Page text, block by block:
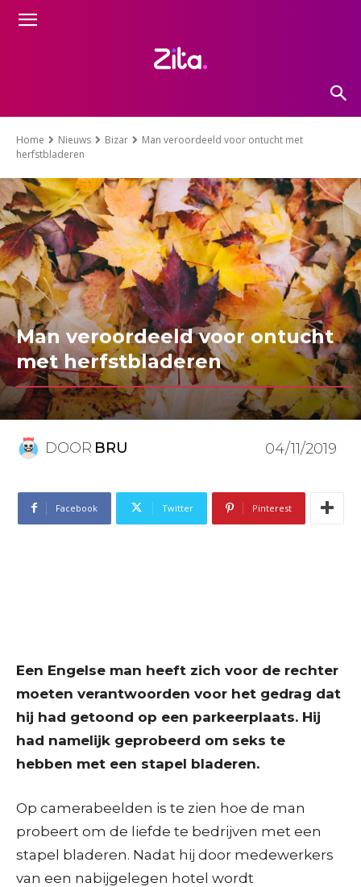
Home Nieuws Bizar
Man veroordeeld voor ontucht met
herfstbladeren
Man veroordeeld voor ontucht
met herfstbladeren
DOOR BRU 04/11/2019
Facebook Twitter Pinterest
Een Engelse man heeft zich voor de rechter
moeten verantwoorden voor het gedrag dat
hij had getoond op een parkeerplaats. Hij
had namelijk geprobeerd om seks te
hebben met een stapel bladeren.
Op camerabeelden is te zien hoe de man
probeert om de liefde te bedrijven met een
stapel bladeren. Nadat hij door medewerkers
van een nabijgelegen hotel wordt